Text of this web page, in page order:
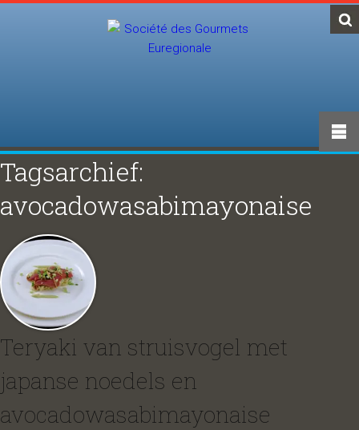
Tagsarchief:
avocadowasabimayonaise
Teryaki van struisvogel met
japanse noedels en
avocadowasabimayonaise